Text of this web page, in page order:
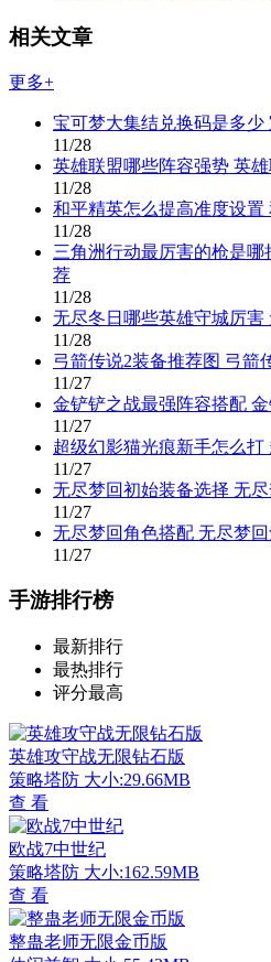
相关文章
更多+
宝可梦大集结兑换码是多少
11/28
英雄联盟哪些阵容强势 英
11/28
和平精英怎么提高准度设
11/28
三角洲行动最厉害的枪是
荐
11/28
无尽冬日哪些英雄守城厉害
11/28
弓箭传说2装备推荐图 弓箭
11/27
金铲铲之战最强阵容搭配
11/27
超级幻影猫光痕新手怎么
11/27
无尽梦回初始装备选择 无
11/27
无尽梦回角色搭配 无尽梦
11/27
手游排行榜
最新排行
最热排行
评分最高
英雄攻守战无限钻石版
策略塔防 大小:29.66MB
查 看
欧战7中世纪
策略塔防 大小:162.59MB
查 看
整蛊老师无限金币版